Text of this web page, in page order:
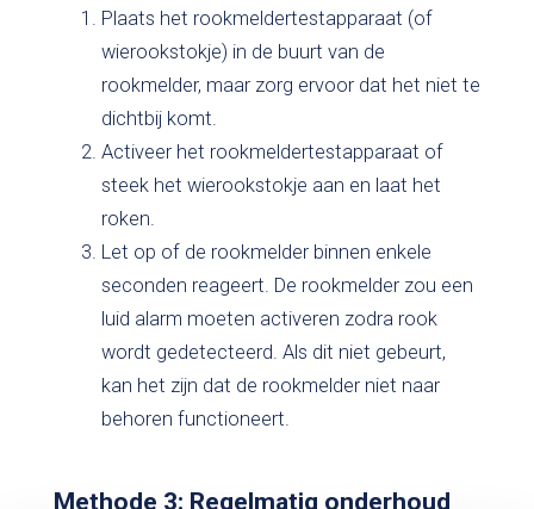
Plaats het rookmeldertestapparaat (of
wierookstokje) in de buurt van de
rookmelder, maar zorg ervoor dat het niet te
dichtbij komt.
Activeer het rookmeldertestapparaat of
steek het wierookstokje aan en laat het
roken.
Let op of de rookmelder binnen enkele
seconden reageert. De rookmelder zou een
luid alarm moeten activeren zodra rook
wordt gedetecteerd. Als dit niet gebeurt,
kan het zijn dat de rookmelder niet naar
behoren functioneert.
Methode 3: Regelmatig onderhoud